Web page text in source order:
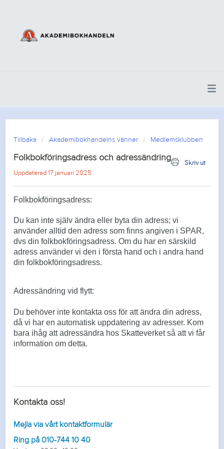
Tillbaka Akademibokhandelns vänner Medlemsklubben
Folkbokföringsadress och adressändring
Skriv ut
Uppdaterad 17 januari 2025
Folkbokföringsadress:
Du kan inte själv ändra eller byta din adress; vi
använder alltid den adress som finns angiven i SPAR,
dvs din folkbokföringsadress. Om du har en särskild
adress använder vi den i första hand och i andra hand
din folkbokföringsadress.
Adressändring vid flytt:
Du behöver inte kontakta oss för att ändra din adress,
då vi har en automatisk uppdatering av adresser. Kom
bara ihåg att adressändra hos Skatteverket så att vi får
information om detta.
Kontakta oss!
Mejla via vårt kontaktformulär
Ring på 010-744 10 40